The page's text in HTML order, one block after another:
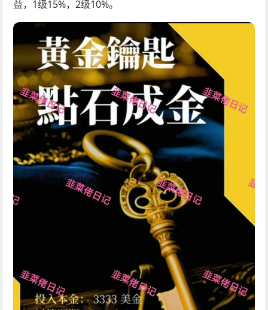
益，1级15%，2级10%。